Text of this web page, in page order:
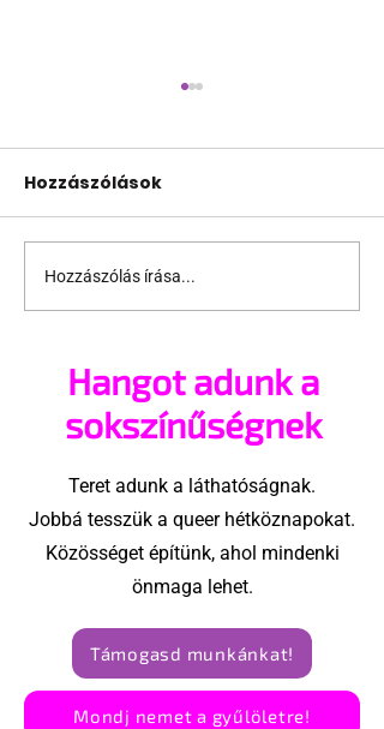
Rendhagyó
balettórák a queer
elfogadásáért
Hozzászólások
Hozzászólás írása...
Hangot adunk a
sokszínűségnek
Teret adunk a láthatóságnak.
Jobbá tesszük a queer hétköznapokat.
Közösséget építünk, ahol mindenki
önmaga lehet.
Támogasd munkánkat!
Mondj nemet a gyűlöletre!